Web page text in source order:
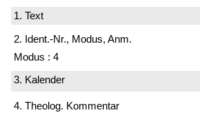
1. Text
2. Ident.-Nr., Modus, Anm.
Modus : 4
3. Kalender
4. Theolog. Kommentar